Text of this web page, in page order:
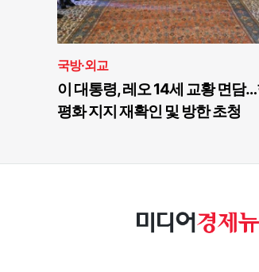
국방·외교
이 대통령, 레오 14세 교황 면담
평화 지지 재확인 및 방한 초청